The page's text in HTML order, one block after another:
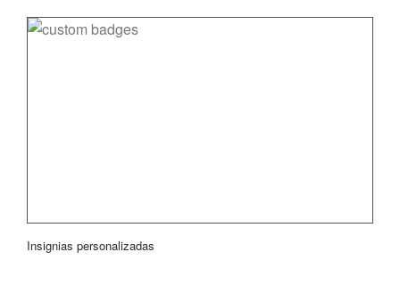
Insignias personalizadas